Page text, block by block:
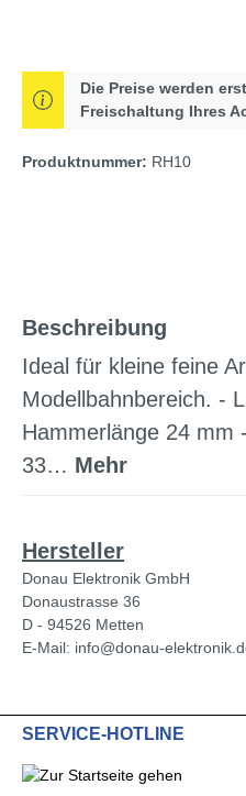
Die Preise werden
Freischaltung Ihres
Produktnummer: RH10
Beschreibung
Ideal für kleine feine
Modellbahnbereich. -
Hammerlänge 24
33… Mehr
Hersteller
Donau Elektronik GmbH
Donaustrasse 36
D - 94526 Metten
E-Mail: info@donau-
SERVICE-HOTLINE